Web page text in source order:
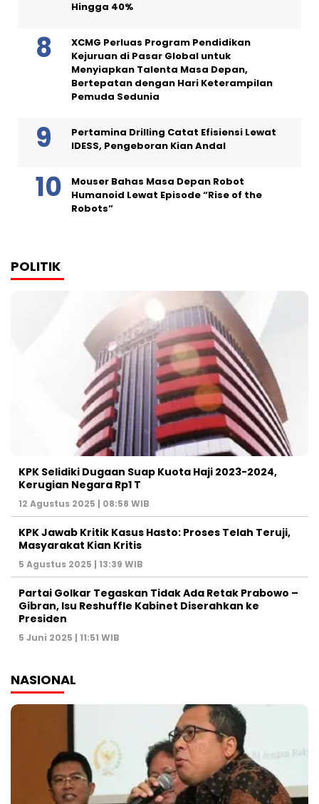
Hingga 40%
XCMG Perluas Program Pendidikan
Kejuruan di Pasar Global untuk
Menyiapkan Talenta Masa Depan,
Bertepatan dengan Hari Keterampilan
Pemuda Sedunia
Pertamina Drilling Catat Efisiensi Lewat
IDESS, Pengeboran Kian Andal
Mouser Bahas Masa Depan Robot
Humanoid Lewat Episode “Rise of the
Robots”
POLITIK
KPK Selidiki Dugaan Suap Kuota Haji 2023-2024,
Kerugian Negara Rp1 T
12 Agustus 2025 | 08:58 WIB
KPK Jawab Kritik Kasus Hasto: Proses Telah Teruji,
Masyarakat Kian Kritis
5 Agustus 2025 | 13:39 WIB
Partai Golkar Tegaskan Tidak Ada Retak Prabowo –
Gibran, Isu Reshuffle Kabinet Diserahkan ke
Presiden
5 Juni 2025 | 11:51 WIB
NASIONAL